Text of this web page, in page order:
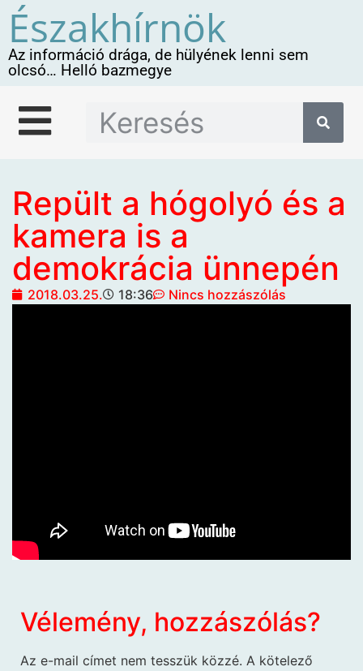
Északhírnök
Az információ drága, de hülyének lenni sem
olcsó… Helló bazmegye
Repült a hógolyó és a
kamera is a
demokrácia ünnepén
2018.03.25. 18:36 Nincs hozzászólás
Vélemény, hozzászólás?
Az e-mail címet nem tesszük közzé. A kötelező